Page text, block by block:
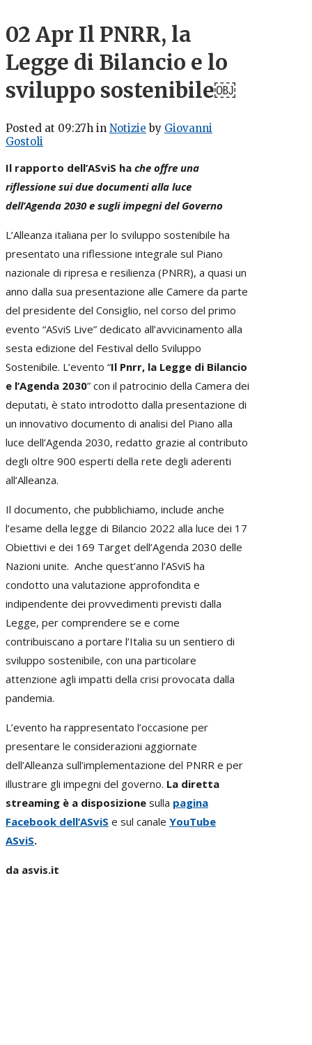
02 Apr Il PNRR, la
Legge di Bilancio e lo
sviluppo sostenibile￼
Posted at 09:27h in Notizie by Giovanni
Gostoli
Il rapporto dell’ASviS ha che offre una
riflessione sui due documenti alla luce
dell’Agenda 2030 e sugli impegni del Governo
L’Alleanza italiana per lo sviluppo sostenibile ha
presentato una riflessione integrale sul Piano
nazionale di ripresa e resilienza (PNRR), a quasi un
anno dalla sua presentazione alle Camere da parte
del presidente del Consiglio, nel corso del primo
evento “ASviS Live” dedicato all’avvicinamento alla
sesta edizione del Festival dello Sviluppo
Sostenibile. L’evento “Il Pnrr, la Legge di Bilancio
e l’Agenda 2030” con il patrocinio della Camera dei
deputati, è stato introdotto dalla presentazione di
un innovativo documento di analisi del Piano alla
luce dell’Agenda 2030, redatto grazie al contributo
degli oltre 900 esperti della rete degli aderenti
all’Alleanza.
Il documento, che pubblichiamo, include anche
l’esame della legge di Bilancio 2022 alla luce dei 17
Obiettivi e dei 169 Target dell’Agenda 2030 delle
Nazioni unite. Anche quest’anno l’ASviS ha
condotto una valutazione approfondita e
indipendente dei provvedimenti previsti dalla
Legge, per comprendere se e come
contribuiscano a portare l’Italia su un sentiero di
sviluppo sostenibile, con una particolare
attenzione agli impatti della crisi provocata dalla
pandemia.
L’evento ha rappresentato l’occasione per
presentare le considerazioni aggiornate
dell’Alleanza sull’implementazione del PNRR e per
illustrare gli impegni del governo. La diretta
streaming è a disposizione sulla pagina
Facebook dell’ASviS e sul canale YouTube
ASviS.
da asvis.it